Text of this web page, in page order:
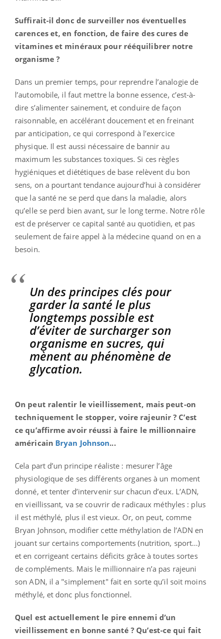
Suffirait-il donc de surveiller nos éventuelles
carences et, en fonction, de faire des cures de
vitamines et minéraux pour rééquilibrer notre
organisme ?
Dans un premier temps, pour reprendre l’analogie de
l’automobile, il faut mettre la bonne essence, c’est-à-
dire s’alimenter sainement, et conduire de façon
raisonnable, en accélérant doucement et en freinant
par anticipation, ce qui correspond à l’exercice
physique. Il est aussi nécessaire de bannir au
maximum les substances toxiques. Si ces règles
hygiéniques et diététiques de base relèvent du bon
sens, on a pourtant tendance aujourd’hui à considérer
que la santé ne se perd que dans la maladie, alors
qu’elle se perd bien avant, sur le long terme. Notre rôle
est de préserver ce capital santé au quotidien, et pas
seulement de faire appel à la médecine quand on en a
besoin.
Un des principes clés pour
garder la santé le plus
longtemps possible est
d’éviter de surcharger son
organisme en sucres, qui
mènent au phénomène de
glycation.
On peut ralentir le vieillissement, mais peut-on
techniquement le stopper, voire rajeunir ? C’est
ce qu’affirme avoir réussi à faire le millionnaire
américain Bryan Johnson...
Cela part d’un principe réaliste : mesurer l’âge
physiologique de ses différents organes à un moment
donné, et tenter d’intervenir sur chacun d’eux. L’ADN,
en vieillissant, va se couvrir de radicaux méthyles : plus
il est méthylé, plus il est vieux. Or, on peut, comme
Bryan Johnson, modifier cette méthylation de l’ADN en
jouant sur certains comportements (nutrition, sport...)
et en corrigeant certains déficits grâce à toutes sortes
de compléments. Mais le millionnaire n’a pas rajeuni
son ADN, il a "simplement" fait en sorte qu’il soit moins
méthylé, et donc plus fonctionnel.
Quel est actuellement le pire ennemi d’un
vieillissement en bonne santé ? Qu’est-ce qui fait